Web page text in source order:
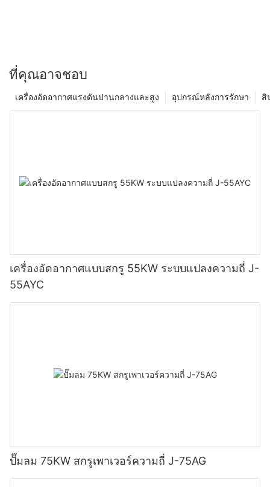
ที่คุณอาจชอบ
สิ
อุปกรณ์หลังการรักษา
เครื่องอัดอากาศแรงดันปานกลางและสูง
เครื่องอัดอากาศแบบสกรู 55KW ระบบแปลงความถี่ J-
55AYC
ปั๊มลม 75KW สกรูเพาเวอร์ความถี่ J-75AG